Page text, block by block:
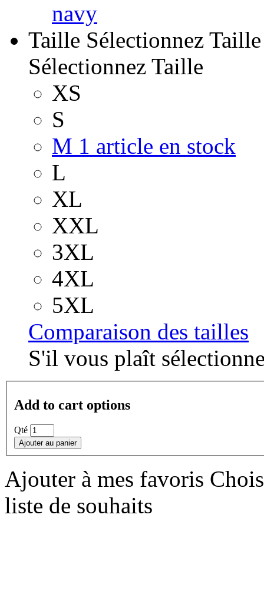
navy
Taille Sélectionnez Taille
Sélectionnez Taille
XS
S
M 1 article en stock
L
XL
XXL
3XL
4XL
5XL
Comparaison des tailles
S'il vous plaît
Add to cart options
Qté
Ajouter au panier
Ajouter à mes favoris
liste de souhaits